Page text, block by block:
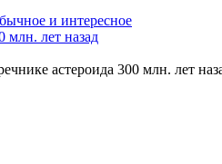
и интересное
млн. лет назад
астероида 300 млн. лет